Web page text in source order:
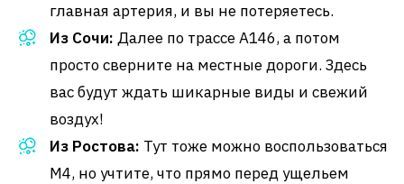
главная артерия, и вы не потеряетесь.
Из Сочи: Далее по трассе А146, а потом
просто сверните на местные дороги. Здесь
вас будут ждать шикарные виды и свежий
воздух!
Из Ростова: Тут тоже можно воспользоваться
М4, но учтите, что прямо перед ущельем